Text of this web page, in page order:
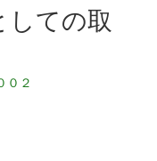
しての取
０２